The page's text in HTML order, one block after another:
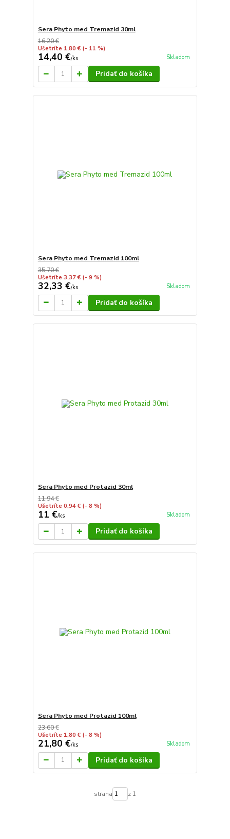
Sera Phyto med Tremazid 30ml
16,20 €
Ušetríte 1,80 € (- 11 %)
14,40 €/ks Skladom
Pridať do košíka
Sera Phyto med Tremazid 100ml
35,70 €
Ušetríte 3,37 € (- 9 %)
32,33 €/ks Skladom
Pridať do košíka
Sera Phyto med Protazid 30ml
11,94 €
Ušetríte 0,94 € (- 8 %)
11 €/ks Skladom
Pridať do košíka
Sera Phyto med Protazid 100ml
23,60 €
Ušetríte 1,80 € (- 8 %)
21,80 €/ks Skladom
Pridať do košíka
strana z 1